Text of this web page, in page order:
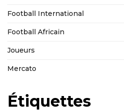
Football International
Football Africain
Joueurs
Mercato
Étiquettes